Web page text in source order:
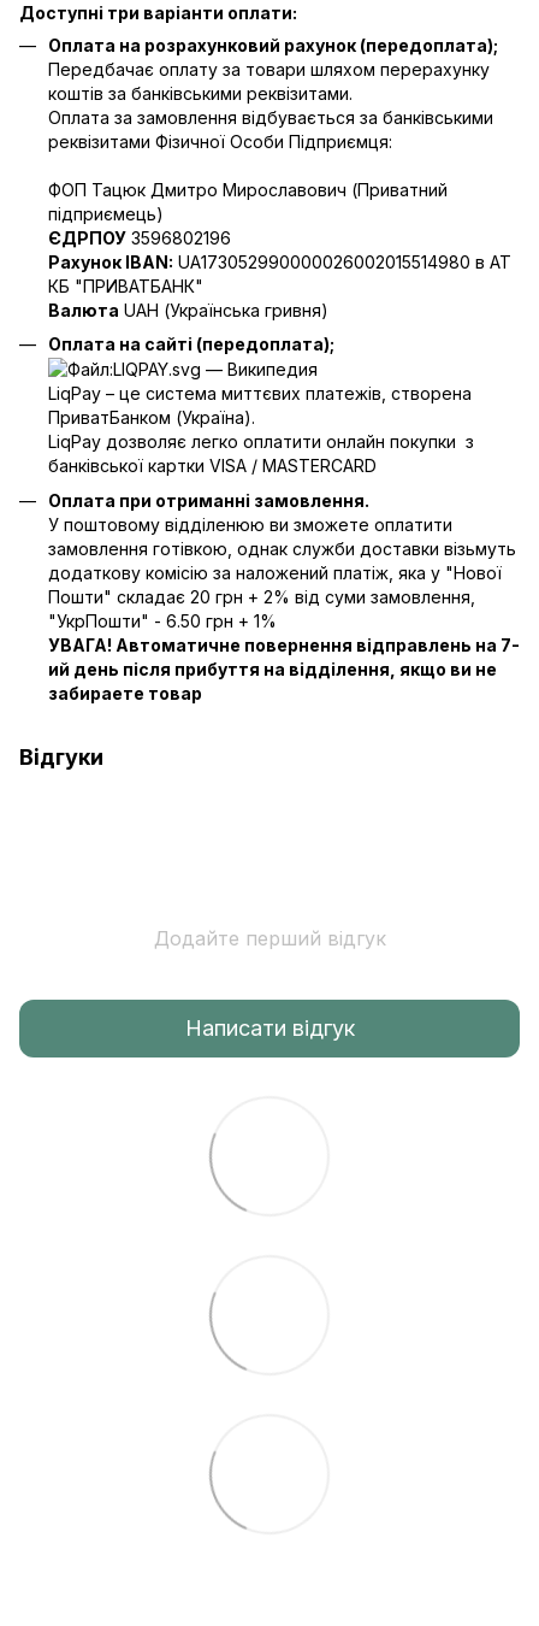
Доступні три варіанти оплати:
Оплата на розрахунковий рахунок (передоплата);
Передбачає оплату за товари шляхом перерахунку
коштів за банківськими реквізитами.
Оплата за замовлення відбувається за банківськими
реквізитами Фізичної Особи Підприємця:
ФОП Тацюк Дмитро Мирославович (Приватний
пiдприємець)
ЄДРПОУ 3596802196
Рахунок IBAN: UA173052990000026002015514980 в АТ
КБ "ПРИВАТБАНК"
Валюта UAH (Українська гривня)
Оплата на сайті (передоплата);
LiqPay – це система миттєвих платежів, створена
ПриватБанком (Україна).
LiqPay дозволяє легко оплатити онлайн покупки з
банківської картки VISA / MASTERCARD
Оплата при отриманні замовлення.
У поштовому відділенюю ви зможете оплатити
замовлення готівкою, однак служби доставки візьмуть
додаткову комісію за наложений платіж, яка у "Нової
Пошти" складає 20 грн + 2% від суми замовлення,
"УкрПошти" - 6.50 грн + 1%
УВАГА! Автоматичне повернення відправлень на 7-
ий день після прибуття на відділення, якщо ви не
забираете товар
Відгуки
Додайте перший відгук
Написати відгук